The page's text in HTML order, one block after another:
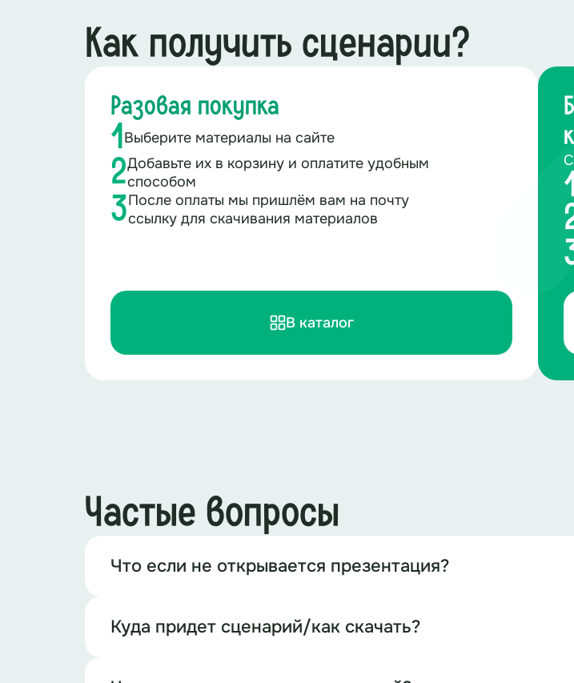
Как получить сценарии?
Разовая покупка
1Выберите материалы на сайте
2Добавьте их в корзину и оплатите удобным
способом
3После оплаты мы пришлём вам на почту
ссылку для скачивания материалов
В каталог
Частые вопросы
Что если не открывается презентация?
Куда придет сценарий/как скачать?